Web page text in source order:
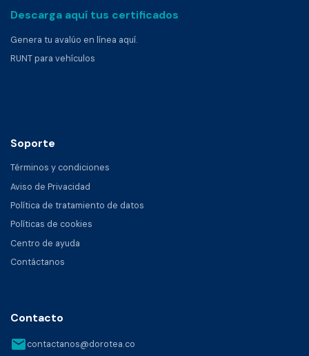
Descarga aquí tus certificados
Genera tu avalúo en línea aquí.
RUNT para vehículos
Soporte
Términos y condiciones
Aviso de Privacidad
Política de tratamiento de datos
Políticas de cookies
Centro de ayuda
Contáctanos
Contacto
emailcontactanos@dorotea.co